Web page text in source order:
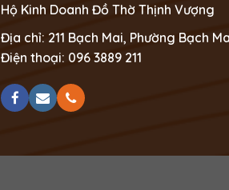
Hộ Kinh Doanh Đồ Thờ Thịnh Vượng
Địa chỉ: 211 Bạch Mai, Phường Bạch
Điện thoại: 096 3889 211